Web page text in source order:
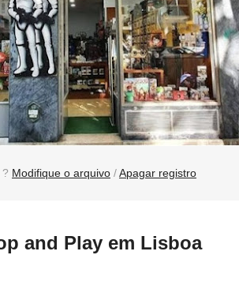
Modifique o arquivo /Apagar registro
and Play em Lisboa